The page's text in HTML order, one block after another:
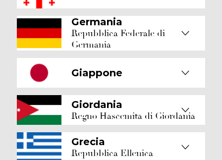
Germania
Repubblica Federale di
Germania
Giappone
Giordania
Regno Hascemita di Giordania
Grecia
Repubblica Ellenica